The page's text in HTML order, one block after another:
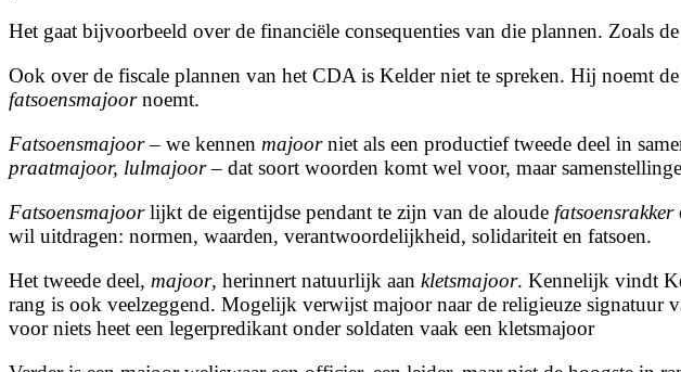
Het gaat bijvoorbeeld over de financiële consequenties van die plannen. Zoals
Ook over de fiscale plannen van het CDA is Kelder niet te spreken. Hij noemt
fatsoensmajoornoemt.
Fatsoensmajoor– we kennen majoorniet als een productief tweede deel in
praatmajoor, lulmajoor– dat soort woorden komt wel voor, maar
Fatsoensmajoorlijkt de eigentijdse pendant te zijn van de aloude fatsoensrakker
wil uitdragen: normen, waarden, verantwoordelijkheid, solidariteit en fatsoen.
Het tweede deel, majoor, herinnert natuurlijk aan kletsmajoor. Kennelijk vindt
rang is ook veelzeggend. Mogelijk verwijst majoor naar de religieuze signatuur
voor niets heet een legerpredikant onder soldaten vaak een kletsmajoor